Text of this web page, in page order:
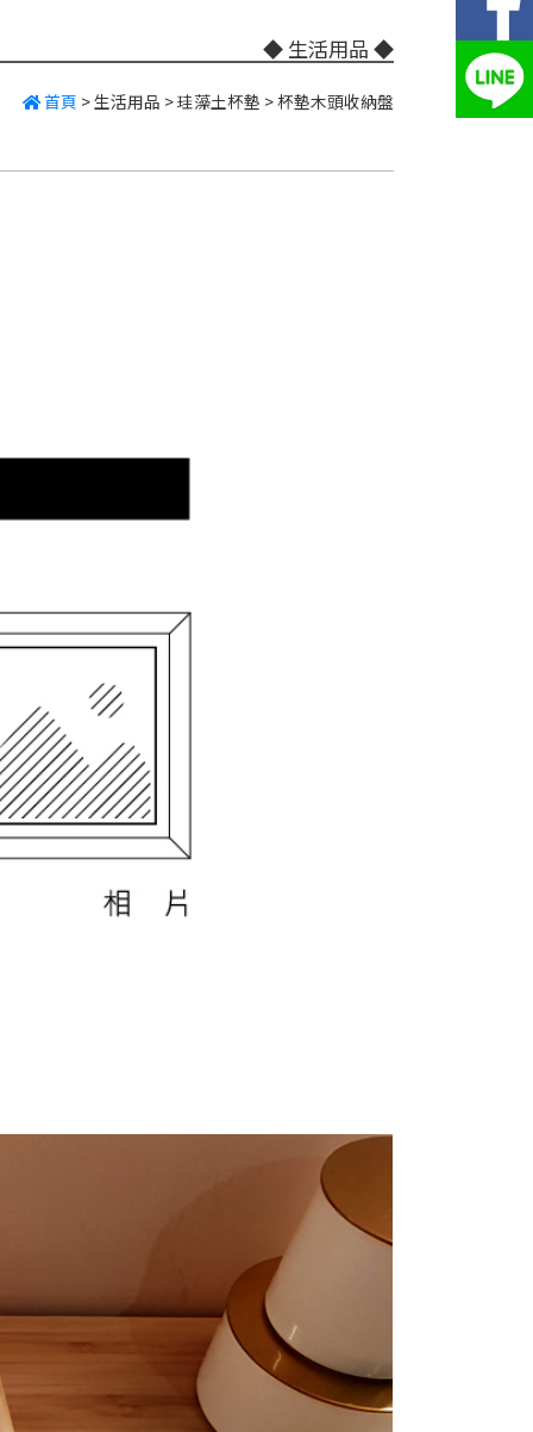
◆ 生活用品 ◆
首頁 >生活用品 >珪藻土杯墊 >杯墊木頭收納盤